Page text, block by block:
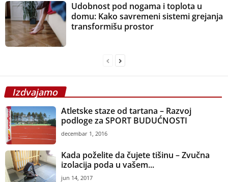
Udobnost pod nogama i toplota u
domu: Kako savremeni sistemi grejanja
transformišu prostor
Izdvajamo
Atletske staze od tartana – Razvoj
podloge za SPORT BUDUĆNOSTI
decembar 1, 2016
Kada poželite da čujete tišinu – Zvučna
izolacija poda u vašem...
jun 14, 2017